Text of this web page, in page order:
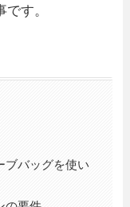
す。
ブバッグを使い